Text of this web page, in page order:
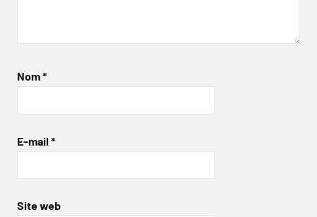
Nom*
E-mail *
Site web